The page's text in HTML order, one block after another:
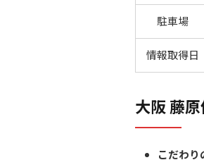
駐車場
情報取得日
大阪 藤
こだわり